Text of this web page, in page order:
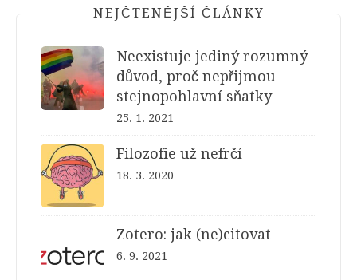
NEJČTENĚJŠÍ ČLÁNKY
Neexistuje jediný rozumný
důvod, proč nepřijmou
stejnopohlavní sňatky
25. 1. 2021
Filozofie už nefrčí
18. 3. 2020
Zotero: jak (ne)citovat
6. 9. 2021